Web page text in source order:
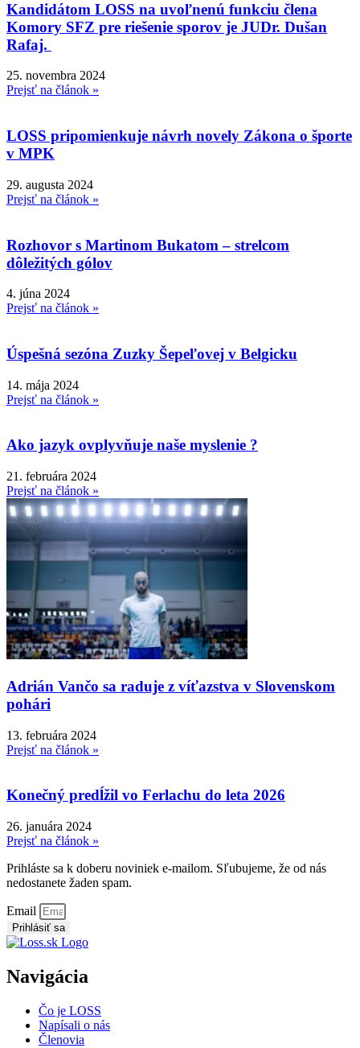
Kandidátom LOSS na uvoľnenú funkciu člena
Komory SFZ pre riešenie sporov je JUDr. Dušan
Rafaj.
25. novembra 2024
Prejsť na článok »
LOSS pripomienkuje návrh novely Zákona o športe
v MPK
29. augusta 2024
Prejsť na článok »
Rozhovor s Martinom Bukatom – strelcom
dôležitých gólov
4. júna 2024
Prejsť na článok »
Úspešná sezóna Zuzky Šepeľovej v Belgicku
14. mája 2024
Prejsť na článok »
Ako jazyk ovplyvňuje naše myslenie ?
21. februára 2024
Prejsť na článok »
Adrián Vančo sa raduje z víťazstva v Slovenskom
pohári
13. februára 2024
Prejsť na článok »
Konečný predĺžil vo Ferlachu do leta 2026
26. januára 2024
Prejsť na článok »
Prihláste sa k doberu noviniek e-mailom. Sľubujeme, že od nás
nedostanete žaden spam.
Email
Prihlásiť sa
Navigácia
Čo je LOSS
Napísali o nás
Členovia